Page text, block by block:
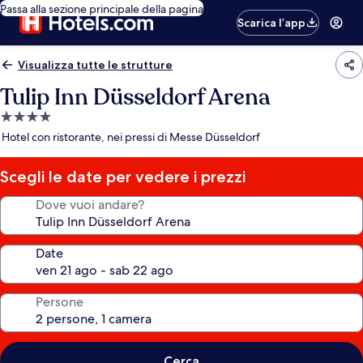
Passa alla sezione principale della pagina
Scarica l’app
Visualizza tutte le strutture
Tulip Inn Düsseldorf Arena
Struttura
a
stelle
Hotel con ristorante, nei pressi di Messe Düsseldorf
Scegli le date per vedere i prezzi
Dove vuoi andare?
Date
Persone